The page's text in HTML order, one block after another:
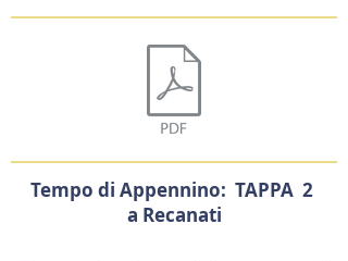
Tempo di Appennino: TAPPA 2
a Recanati